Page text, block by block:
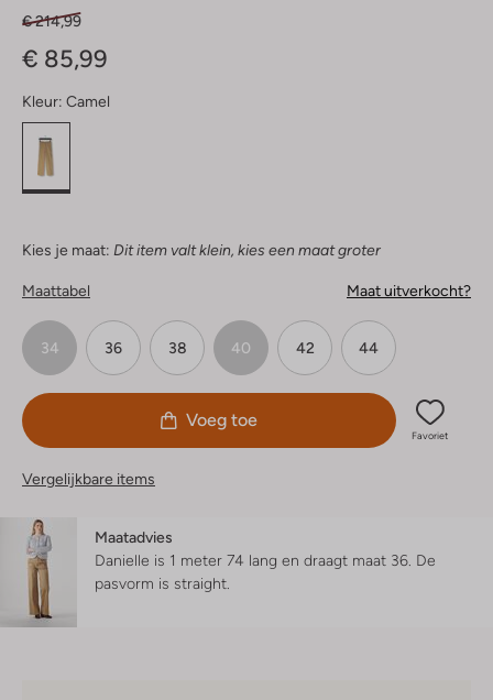
€ 214,99
€ 85,99
Kleur: Camel
Kies je maat: Dit item valt klein, kies een maat groter
Maattabel Maat uitverkocht?
34 36 38 40 42 44
Voeg toe
Favoriet
Vergelijkbare items
Maatadvies
Danielle is 1 meter 74 lang en draagt maat 36. De
pasvorm is straight